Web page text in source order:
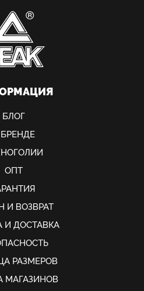
БЛОГ
ОПТ
И ВОЗВРАТ
И ДОСТАВКА
РАЗМЕРОВ
МАГАЗИНОВ